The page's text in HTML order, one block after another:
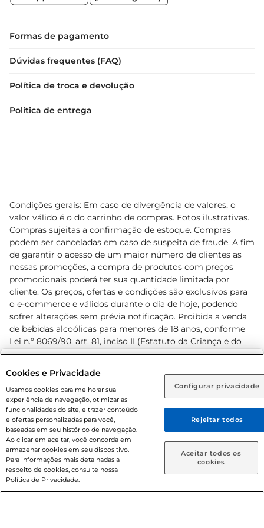
Rio de Janeiro (RJ) Goiás (GO)
Ou
Caso queira comprar online, informe como deseja receber
suas compras:
Entrega em casa Retire em Loja
Formas de pagamento
Dúvidas frequentes (FAQ)
Política de troca e devolução
Política de entrega
Condições gerais: Em caso de divergência de valores, o
valor válido é o do carrinho de compras. Fotos ilustrativas.
Compras sujeitas a confirmação de estoque. Compras
podem ser canceladas em caso de suspeita de fraude. A fim
de garantir o acesso de um maior número de clientes as
nossas promoções, a compra de produtos com preços
promocionais poderá ter sua quantidade limitada por
cliente. Os preços, ofertas e condições são exclusivos para
o e-commerce e válidos durante o dia de hoje, podendo
sofrer alterações sem prévia notificação. Proibida a venda
de bebidas alcoólicas para menores de 18 anos, conforme
Lei n.º 8069/90, art. 81, inciso II (Estatuto da Criança e do
Adolescente). Preços e condições exclusivos para o
prévio. O valor mínimo para as compras on-line é de R$
80,00.
© 2026 Copyright. Todos os direitos
reservados Prezunic.
Cookies e Privacidade
Usamos cookies para melhorar sua
experiência de navegação, otimizar as
funcionalidades do site, e trazer conteúdo
e ofertas personalizadas para você,
baseadas em seu histórico de navegação.
Ao clicar em aceitar, você concorda em
armazenar cookies em seu dispositivo.
Para informações mais detalhadas a
respeito de cookies, consulte nossa
Política de Privacidade.
Configurar privacidade
Rejeitar todos
Aceitar todos os
cookies